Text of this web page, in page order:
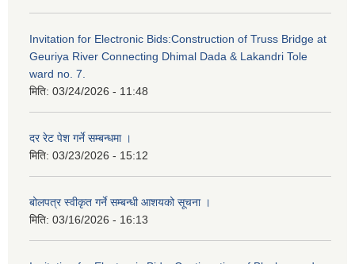
Invitation for Electronic Bids:Construction of Truss Bridge at
Geuriya River Connecting Dhimal Dada & Lakandri Tole
ward no. 7.
मिति: 03/24/2026 - 11:48
दर रेट पेश गर्ने सम्बन्धमा ।
मिति: 03/23/2026 - 15:12
बोलपत्र स्वीकृत गर्ने सम्बन्धी आशयको सूचना ।
मिति: 03/16/2026 - 16:13